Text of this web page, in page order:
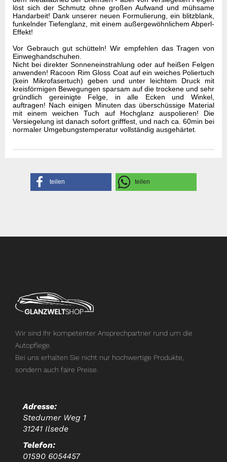
löst sich der Schmutz ohne großen Aufwand und mühsame
Handarbeit! Dank unserer neuen Formulierung, ein blitzblank,
funkelnder Tiefenglanz, mit einem außergewöhnlichem Abperl-
Effekt!
Vor Gebrauch gut schütteln! Wir empfehlen das Tragen von
Einweghandschuhen.
Nicht bei direkter Sonneneinstrahlung oder auf heißen Felgen
anwenden! Racoon Rim Gloss Coat auf ein weiches Poliertuch
(kein Mikrofasertuch) geben und unter leichtem Druck mit
kreisförmigen Bewegungen sparsam auf die trockene und sehr
gründlich gereinigte Felge, in alle Ecken und Winkel,
auftragen! Nach einigen Minuten das überschüssige Material
mit einem weichen Tuch auf Hochglanz auspolieren! Die
Versiegelung ist danach sofort grifffest, und nach ca. 60min bei
normaler Umgebungstemperatur vollständig ausgehärtet.
teilen teilen
Wir sind Ihr kompetenter Ansprechpartner rund um die
Autopflege.
Bei uns erhalten Sie nicht nur hochwertige Produkte,
sondern auch faire Preise.
Adresse:
Stedumer Weg 1
31241 Ilsede
Telefon:
01590 6054457